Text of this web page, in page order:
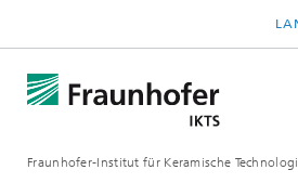
Fraunhofer-Institut für Keramische